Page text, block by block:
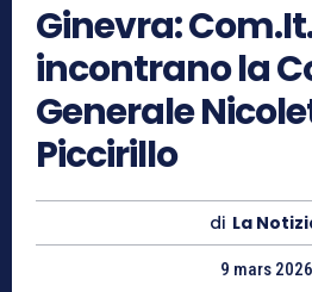
Ginevra:
incontrano la
Generale
Piccirillo
di La
9 mars 2026